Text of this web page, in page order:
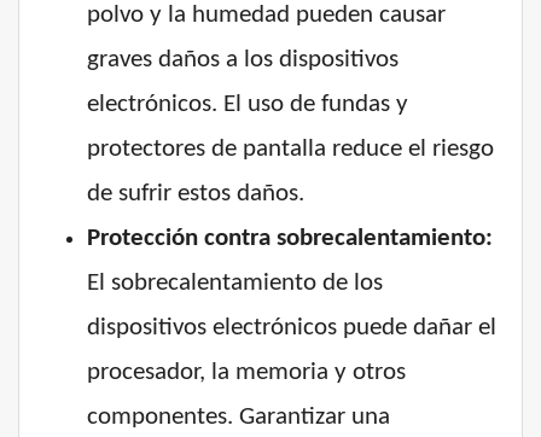
polvo y la humedad pueden causar
graves daños a los dispositivos
electrónicos. El uso de fundas y
protectores de pantalla reduce el riesgo
de sufrir estos daños.
Protección contra sobrecalentamiento:
El sobrecalentamiento de los
dispositivos electrónicos puede dañar el
procesador, la memoria y otros
componentes. Garantizar una